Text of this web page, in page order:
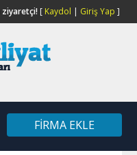
ziyaretçi![ Kaydol | Giriş Yap ]
FIRMA EKLE